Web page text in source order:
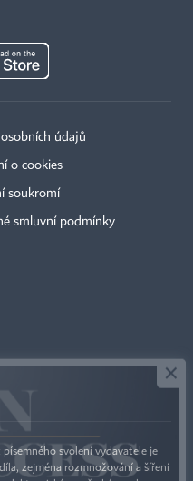
údajů
o cookies
soukromí
smluvní podmínky
svolení vydavatele je
zejména rozmnožování a šíření